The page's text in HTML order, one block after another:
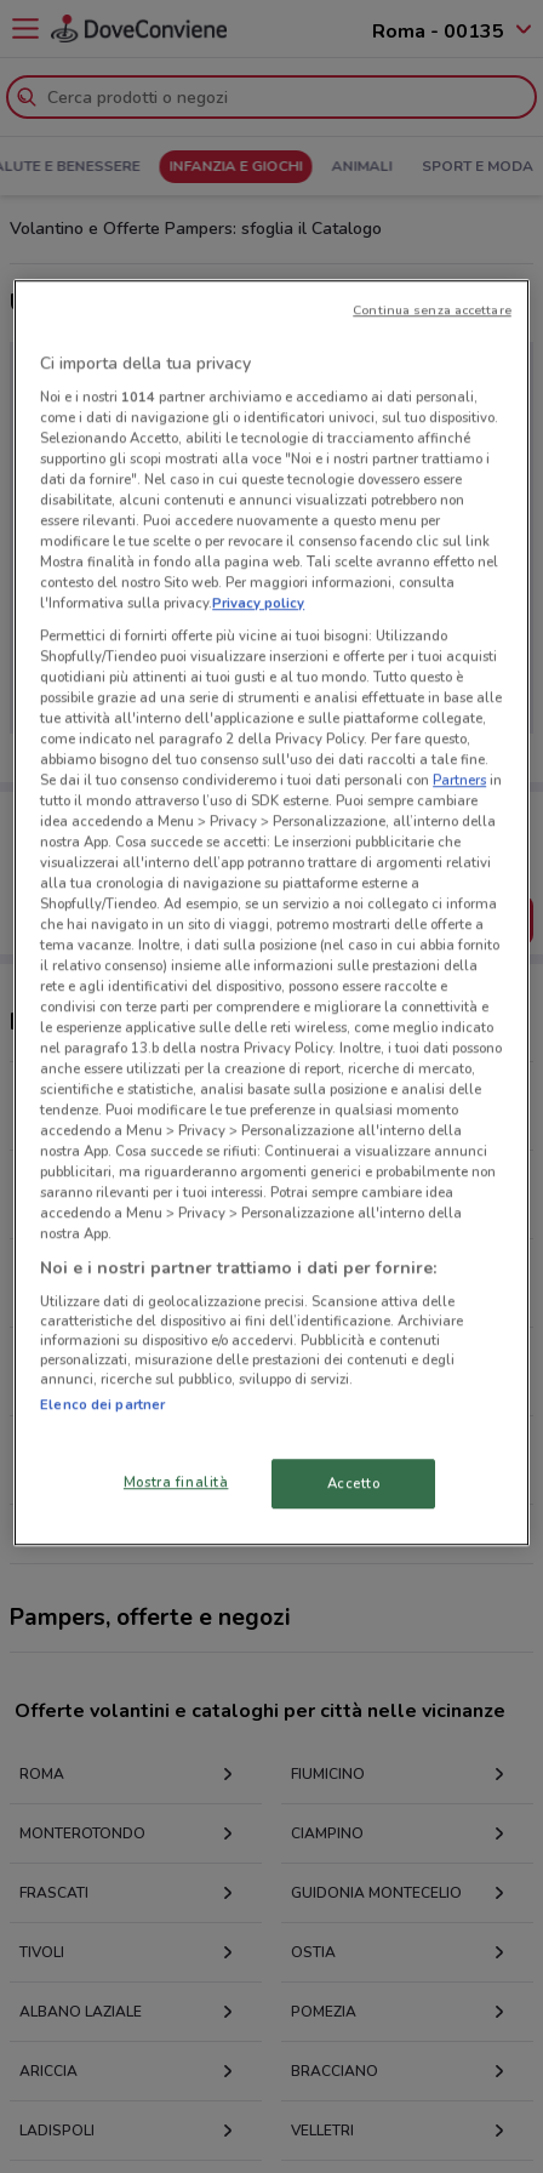
Roma - 00135
E BENESSERE INFANZIA E GIOCHI ANIMALI SPORT E MODA
Volantino e Offerte Pampers: sfoglia il Catalogo
Ultime offerte del volantino Pampers
Ci dispiace, al momento non abbiamo pubblicato
volantini nella tua zona. Riprova più tardi.
Porta DoveConviene sempre con te!
Puoi trovare le migliori offerte dei negozi vicino a te,
salvarle e creare la tua lista del risparmio, comodamente
dal tuo cellulare.
SCARICA L’APP
Negozi Pampers nelle vicinanze
V.LE GERMANIA Roma
976 m
Via della Farnesina, 42/48 Roma
978 m
Via Orti Farnesina, 83 Roma
1.1 km
CHIUSO
Via Riano, 22 Roma
1.3 km
CHIUSO
1.4 km
Pampers, offerte e negozi
Offerte volantini e cataloghi per città nelle vicinanze
ROMA FIUMICINO
MONTEROTONDO CIAMPINO
FRASCATI GUIDONIA MONTECELIO
TIVOLI OSTIA
ALBANO LAZIALE POMEZIA
ARICCIA BRACCIANO
LADISPOLI VELLETRI
Ci importa della tua privacy
Noi e i nostri 1014partner archiviamo e accediamo ai dati personali,
come i dati di navigazione gli o identificatori univoci, sul tuo dispositivo.
Selezionando Accetto, abiliti le tecnologie di tracciamento affinché
supportino gli scopi mostrati alla voce "Noi e i nostri partner trattiamo i
dati da fornire". Nel caso in cui queste tecnologie dovessero essere
disabilitate, alcuni contenuti e annunci visualizzati potrebbero non
essere rilevanti. Puoi accedere nuovamente a questo menu per
modificare le tue scelte o per revocare il consenso facendo clic sul link
Mostra finalità in fondo alla pagina web. Tali scelte avranno effetto nel
contesto del nostro Sito web. Per maggiori informazioni, consulta
l'Informativa sulla privacy.Privacy policy
Permettici di fornirti offerte più vicine ai tuoi bisogni: Utilizzando
Shopfully/Tiendeo puoi visualizzare inserzioni e offerte per i tuoi acquisti
quotidiani più attinenti ai tuoi gusti e al tuo mondo. Tutto questo è
possibile grazie ad una serie di strumenti e analisi effettuate in base alle
tue attività all'interno dell'applicazione e sulle piattaforme collegate,
come indicato nel paragrafo 2 della Privacy Policy. Per fare questo,
abbiamo bisogno del tuo consenso sull'uso dei dati raccolti a tale fine.
Se dai il tuo consenso condivideremo i tuoi dati personali conPartnersin
tutto il mondo attraverso l’uso di SDK esterne. Puoi sempre cambiare
idea accedendo a Menu > Privacy > Personalizzazione, all’interno della
nostra App. Cosa succede se accetti: Le inserzioni pubblicitarie che
visualizzerai all'interno dell’app potranno trattare di argomenti relativi
alla tua cronologia di navigazione su piattaforme esterne a
Shopfully/Tiendeo. Ad esempio, se un servizio a noi collegato ci informa
che hai navigato in un sito di viaggi, potremo mostrarti delle offerte a
tema vacanze. Inoltre, i dati sulla posizione (nel caso in cui abbia fornito
il relativo consenso) insieme alle informazioni sulle prestazioni della
rete e agli identificativi del dispositivo, possono essere raccolte e
condivisi con terze parti per comprendere e migliorare la connettività e
le esperienze applicative sulle delle reti wireless, come meglio indicato
nel paragrafo 13.b della nostra Privacy Policy. Inoltre, i tuoi dati possono
anche essere utilizzati per la creazione di report, ricerche di mercato,
scientifiche e statistiche, analisi basate sulla posizione e analisi delle
tendenze. Puoi modificare le tue preferenze in qualsiasi momento
accedendo a Menu > Privacy > Personalizzazione all'interno della
nostra App. Cosa succede se rifiuti: Continuerai a visualizzare annunci
pubblicitari, ma riguarderanno argomenti generici e probabilmente non
saranno rilevanti per i tuoi interessi. Potrai sempre cambiare idea
accedendo a Menu > Privacy > Personalizzazione all'interno della
nostra App.
Noi e i nostri partner trattiamo i dati per fornire:
Utilizzare dati di geolocalizzazione precisi. Scansione attiva delle
caratteristiche del dispositivo ai fini dell’identificazione. Archiviare
informazioni su dispositivo e/o accedervi. Pubblicità e contenuti
personalizzati, misurazione delle prestazioni dei contenuti e degli
annunci, ricerche sul pubblico, sviluppo di servizi.
Elenco dei partner
Mostra finalità Accetto
Continua senza accettare